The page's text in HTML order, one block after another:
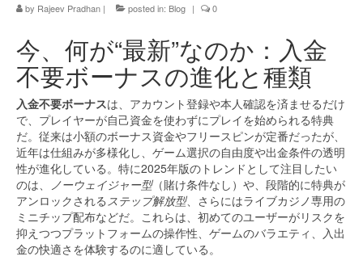
by Rajeev Pradhan | posted in: Blog | 0
今、何が“最新”なのか：入金
不要ボーナスの進化と種類
入金不要ボーナスは、アカウント登録や本人確認を済ませるだけ
で、プレイヤーが自己資金を使わずにプレイを始められる特典
だ。従来は小額のボーナス資金やフリースピンが定番だったが、
近年は仕組みが多様化し、ゲーム選択の自由度や出金条件の透明
性が進化している。特に2025年版のトレンドとして注目したい
のは、
ノーウェイジャー型（賭け条件なし）や、段階的に特典が
アンロックされるステップ解放型、さらにはライブカジノ専用の
ミニチップ配布などだ。これらは、初めてのユーザーがリスクを
抑えつつプラットフォームの操作性、ゲームのバラエティ、入出
金の快適さを体験するのに適している。